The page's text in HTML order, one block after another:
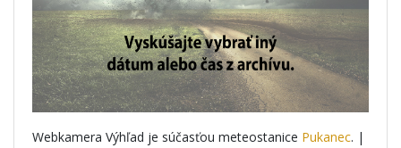
Webkamera Výhľad je súčasťou meteostanice Pukanec. |